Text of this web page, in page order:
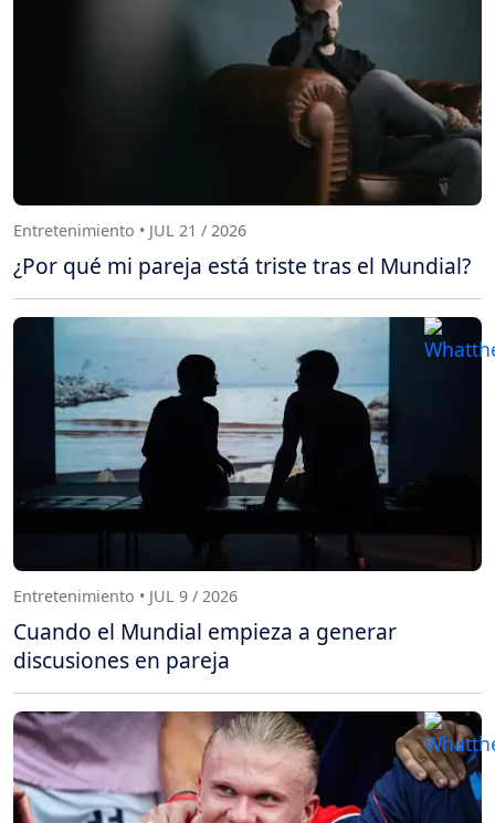
Entretenimiento • JUL 21 / 2026
¿Por qué mi pareja está triste tras el Mundial?
Entretenimiento • JUL 9 / 2026
Cuando el Mundial empieza a generar
discusiones en pareja